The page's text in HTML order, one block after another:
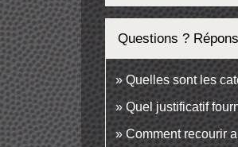
Questions ?
Quelles sont les
Quel justificatif
Comment recourir